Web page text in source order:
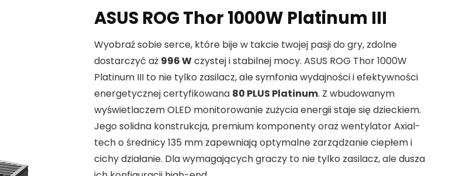
ASUS ROG Thor 1000W Platinum III
Wyobraź sobie serce, które bije w takcie twojej pasji do gry, zdolne
dostarczyć aż 996 Wczystej i stabilnej mocy. ASUS ROG Thor 1000W
Platinum III to nie tylko zasilacz, ale symfonia wydajności i efektywności
energetycznej certyfikowana 80 PLUS Platinum. Z wbudowanym
wyświetlaczem OLED monitorowanie zużycia energii staje się dzieckiem.
Jego solidna konstrukcja, premium komponenty oraz wentylator Axial-
tech o średnicy 135 mm zapewniają optymalne zarządzanie ciepłem i
cichy działanie. Dla wymagających graczy to nie tylko zasilacz, ale dusza